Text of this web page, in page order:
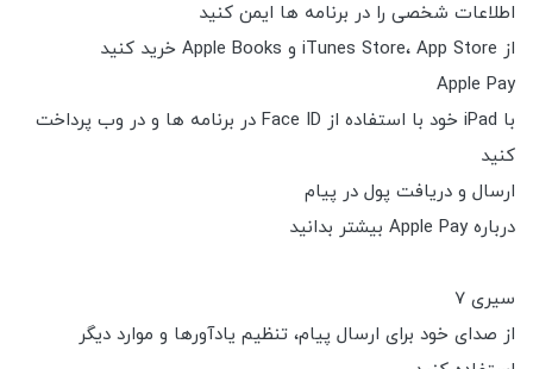
اطلاعات شخصی را در برنامه ها ایمن کنید
از iTunes Store، App Store و Apple Books خرید کنید
Apple Pay
با iPad خود با استفاده از Face ID در برنامه ها و در وب پرداخت
کنید
ارسال و دریافت پول در پیام
درباره Apple Pay بیشتر بدانید
سیری 7
از صدای خود برای ارسال پیام، تنظیم یادآورها و موارد دیگر